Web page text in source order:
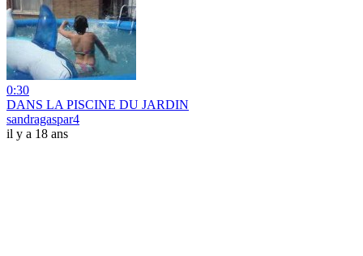
0:30
DANS LA PISCINE DU JARDIN
sandragaspar4
il y a 18 ans